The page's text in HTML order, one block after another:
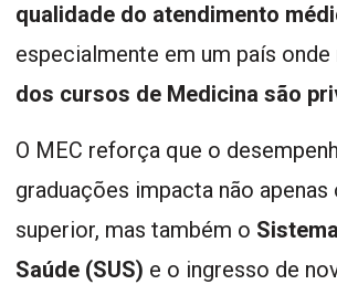
qualidade do atendimento
especialmente em um país onde
dos cursos de Medicina são
O MEC reforça que o
graduações impacta não apenas
superior, mas também o
Saúde (SUS) e o ingresso de